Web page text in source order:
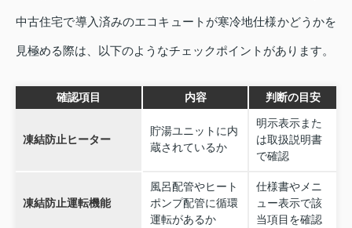
中古住宅で導入済みのエコキュートが寒冷地仕様かどうかを
見極める際は、以下のようなチェックポイントがあります。
確認項目 内容 判断の目安
凍結防止ヒーター
貯湯ユニットに内
蔵されているか
明示表示また
は取扱説明書
で確認
凍結防止運転機能
風呂配管やヒート
ポンプ配管に循環
運転があるか
仕様書やメニ
ュー表示で該
当項目を確認